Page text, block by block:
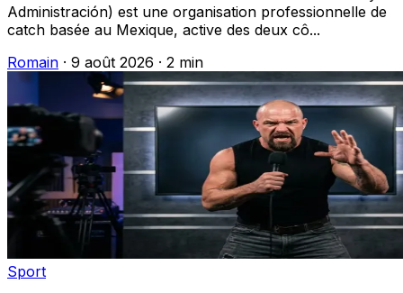
Administración) est une organisation professionnelle de
catch basée au Mexique, active des deux cô...
Romain · 9 août 2026 · 2 min
Sport